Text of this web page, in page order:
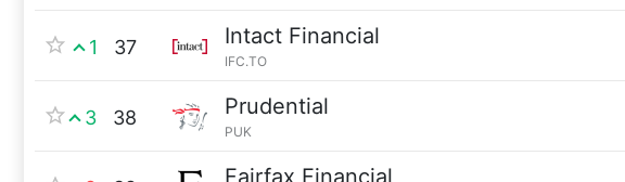
1 37 Intact Financial
IFC.TO
3 38 Prudential
PUK
Fairfax Financial